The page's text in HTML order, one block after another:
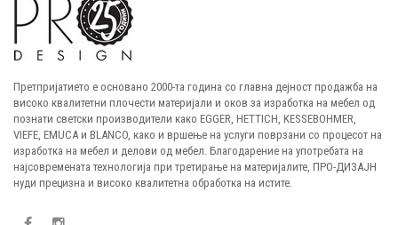
Претпријатието е основано 2000-та година со главна дејност продажба на
високо квалитетни плочести материјали и оков за изработка на мебел од
познати светски производители како EGGER, HETTICH, KESSEBOHMER,
VIEFE, EMUCA и BLANCO, како и вршење на услуги поврзани со процесот на
изработка на мебел и делови од мебел. Благодарение на употребата на
најсовремената технологија при третирање на материјалите, ПРО-ДИЗАЈН
нуди прецизна и високо квалитетна обработка на истите.